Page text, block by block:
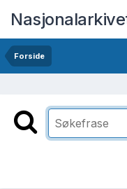
Forside